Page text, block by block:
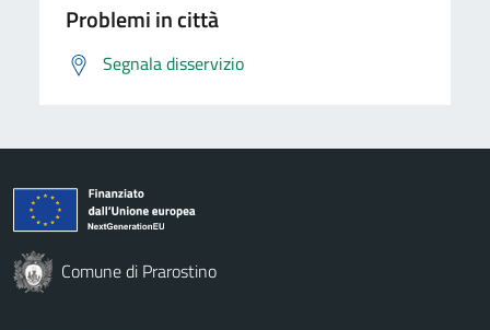
Problemi in città
Segnala disservizio
Comune di Prarostino